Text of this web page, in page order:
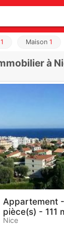
1 Maison 1
à
Appartement
pièce(s) - 111
Nice